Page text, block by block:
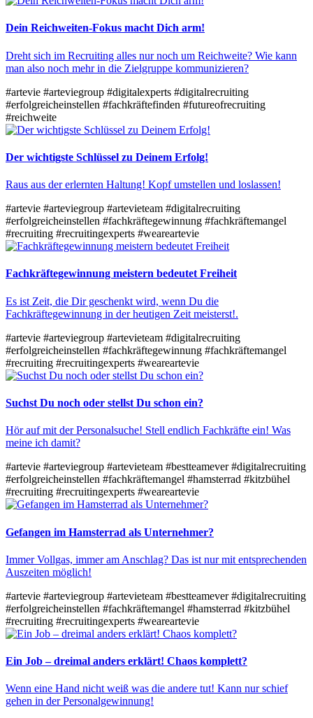
Dein Reichweiten-Fokus macht Dich arm!
Dreht sich im Recruiting alles nur noch um Reichweite? Wie kann
man also noch mehr in die Zielgruppe kommunizieren?
#artevie #arteviegroup #digitalexperts #digitalrecruiting
#erfolgreicheinstellen #fachkräftefinden #futureofrecruiting
#reichweite
Der wichtigste Schlüssel zu Deinem Erfolg!
Raus aus der erlernten Haltung! Kopf umstellen und loslassen!
#artevie #arteviegroup #artevieteam #digitalrecruiting
#erfolgreicheinstellen #fachkräftegewinnung #fachkräftemangel
#recruiting #recruitingexperts #weareartevie
Fachkräftegewinnung meistern bedeutet Freiheit
Es ist Zeit, die Dir geschenkt wird, wenn Du die
Fachkräftegewinnung in der heutigen Zeit meisterst!.
#artevie #arteviegroup #artevieteam #digitalrecruiting
#erfolgreicheinstellen #fachkräftegewinnung #fachkräftemangel
#recruiting #recruitingexperts #weareartevie
Suchst Du noch oder stellst Du schon ein?
Hör auf mit der Personalsuche! Stell endlich Fachkräfte ein! Was
meine ich damit?
#artevie #arteviegroup #artevieteam #bestteamever#digitalrecruiting
#erfolgreicheinstellen #fachkräftemangel #hamsterrad #kitzbühel
#recruiting #recruitingexperts #weareartevie
Gefangen im Hamsterrad als Unternehmer?
Immer Vollgas, immer am Anschlag? Das ist nur mit entsprechenden
Auszeiten möglich!
#artevie #arteviegroup #artevieteam #bestteamever#digitalrecruiting
#erfolgreicheinstellen #fachkräftemangel #hamsterrad #kitzbühel
#recruiting #recruitingexperts #weareartevie
Ein Job – dreimal anders erklärt! Chaos komplett?
Wenn eine Hand nicht weiß was die andere tut! Kann nur schief
gehen in der Personalgewinnung!